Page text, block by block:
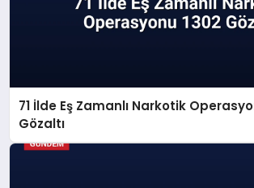
71 İlde Eş Zamanlı Narkotik
Gözaltı